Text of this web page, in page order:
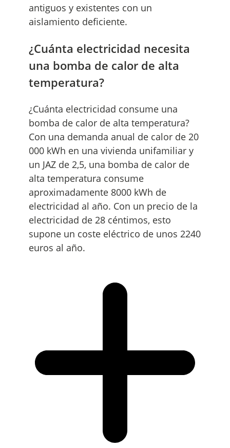
antiguos y existentes con un
aislamiento deficiente.
¿Cuánta electricidad necesita
una bomba de calor de alta
temperatura?
¿Cuánta electricidad consume una
bomba de calor de alta temperatura?
Con una demanda anual de calor de 20
000 kWh en una vivienda unifamiliar y
un JAZ de 2,5, una bomba de calor de
alta temperatura consume
aproximadamente 8000 kWh de
electricidad al año. Con un precio de la
electricidad de 28 céntimos, esto
supone un coste eléctrico de unos 2240
euros al año.